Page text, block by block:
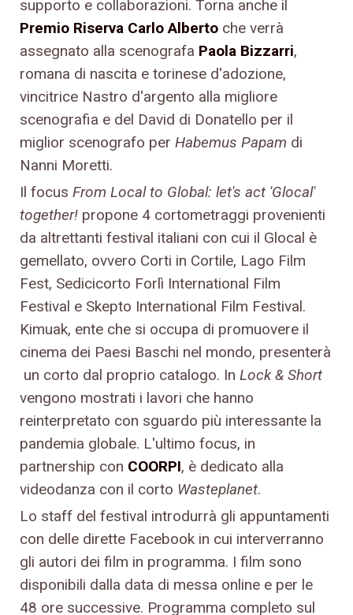
supporto e collaborazioni. Torna anche il
Premio Riserva Carlo Alberto che verrà
assegnato alla scenografa Paola Bizzarri,
romana di nascita e torinese d'adozione,
vincitrice Nastro d'argento alla migliore
scenografia e del David di Donatello per il
miglior scenografo per Habemus Papam di
Nanni Moretti.
Il focus From Local to Global: let's act 'Glocal'
together! propone 4 cortometraggi provenienti
da altrettanti festival italiani con cui il Glocal è
gemellato, ovvero Corti in Cortile, Lago Film
Fest, Sedicicorto Forlì International Film
Festival e Skepto International Film Festival.
Kimuak, ente che si occupa di promuovere il
cinema dei Paesi Baschi nel mondo, presenterà
un corto dal proprio catalogo. In Lock & Short
vengono mostrati i lavori che hanno
reinterpretato con sguardo più interessante la
pandemia globale. L'ultimo focus, in
partnership con COORPI, è dedicato alla
videodanza con il corto Wasteplanet.
Lo staff del festival introdurrà gli appuntamenti
con delle dirette Facebook in cui interverranno
gli autori dei film in programma. I film sono
disponibili dalla data di messa online e per le
48 ore successive. Programma completo sul